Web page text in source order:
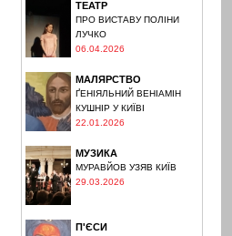
ТЕАТР
ПРО ВИСТАВУ ПОЛІНИ
ЛУЧКО
06.04.2026
МАЛЯРСТВО
ҐЕНІЯЛЬНИЙ ВЕНІАМІН
КУШНІР У КИЇВІ
22.01.2026
МУЗИКА
МУРАВЙОВ УЗЯВ КИЇВ
29.03.2026
П'ЄСИ